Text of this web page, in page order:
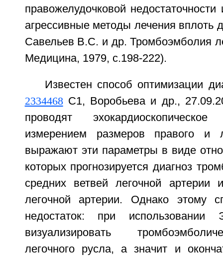
правожелудочковой
агрессивные методы лечения вплоть
Савельев B.C. и др. Тромбоэмболия
Медицина, 1979, с.198-222).
Известен способ оптимизации
2334468С1, Воробьева и др.,
проводят
измерением размеров правого и
выражают эти параметры в виде
которых прогнозируется диагноз
средних ветвей легочной артерии
легочной артерии. Однако этому
недостаток: при использовании
визуализировать
легочного русла, а значит и